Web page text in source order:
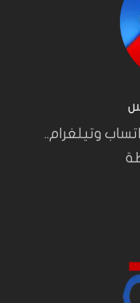
وتيلغرام..